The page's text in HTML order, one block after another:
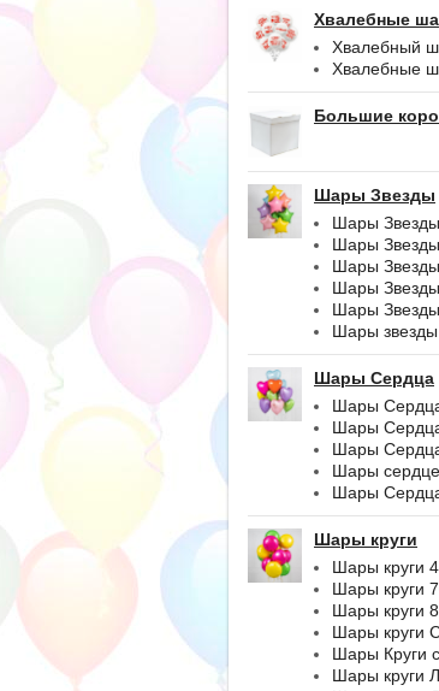
Хвалебные
Хвалебный
Хвалебные
Большие
Шары Звезды
Шары
Шары
Шары
Шары
Шары
Шары
Шары Сердца
Шары
Шары
Шары
Шары
Шары
Шары круги
Шары круги
Шары круги
Шары круги
Шары круги
Шары Круги
Шары круги